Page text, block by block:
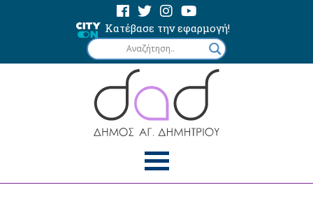
Κατέβασε την εφαρμογή!